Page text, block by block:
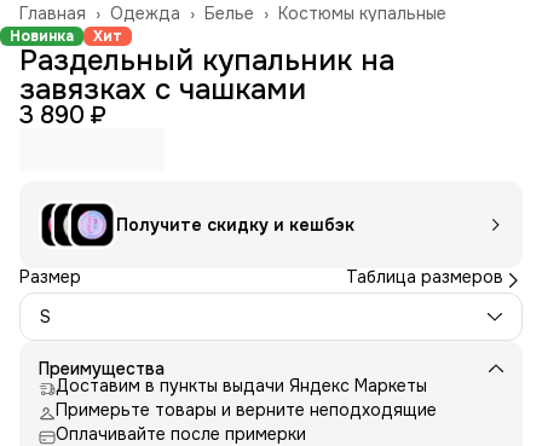
Костюмы купальные
Белье ›
Одежда ›
Главная ›
Новинка Хит
Раздельный купальник на
завязках с чашками
3 890 ₽
Получите скидку и кешбэк
Размер
Таблица размеров
S
Преимущества
Доставим в пункты выдачи Яндекс Маркеты
Примерьте товары и верните неподходящие
Оплачивайте после примерки